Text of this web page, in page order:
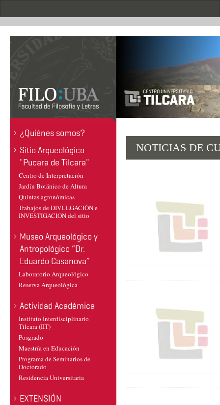
.
¿Quiénes somos?
Sitio Arqueológico
"Pucara de Tilcara"
Centro de Interpretación
Jardín Botánico de Altura
Quintas agronómicas
Trabajos de DIVULGACIÓN e
INVESTIGACION del sitio
Museo Arqueológico y
Antropológico “Dr.
Eduardo Casanova”
Laboratorio Arqueológico
Reserva Arqueológica
Actividad Académica
Instituto Interdisciplinario
Tilcara (IIT)
Posgrado
Maestría en Educación
Programa de Seminarios de
Doctorado
Residencia Universitaria
EXTENSIÓN
NOTICIAS DE